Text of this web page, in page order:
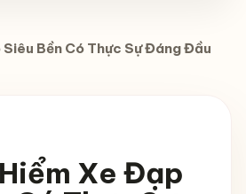
Bền Có Thực Sự Đáng Đầu
Xe Đạp